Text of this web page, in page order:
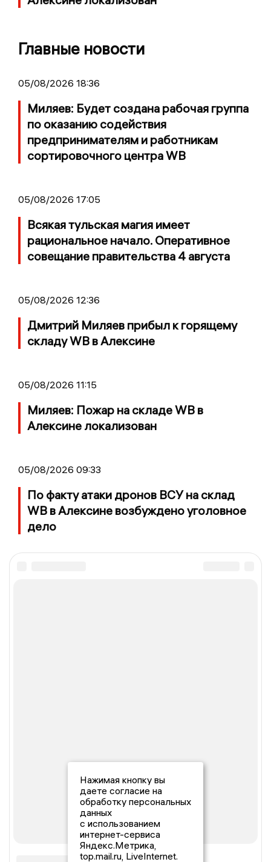
Главные новости
05/08/2026 18:36
Миляев: Будет создана рабочая группа
по оказанию содействия
предпринимателям и работникам
сортировочного центра WB
05/08/2026 17:05
Всякая тульская магия имеет
рациональное начало. Оперативное
совещание правительства 4 августа
05/08/2026 12:36
Дмитрий Миляев прибыл к горящему
складу WB в Алексине
05/08/2026 11:15
Миляев: Пожар на складе WB в
Алексине локализован
05/08/2026 09:33
По факту атаки дронов ВСУ на склад
WB в Алексине возбуждено уголовное
дело
Нажимая кнопку вы
даете согласие на
обработку персональных
данных
с использованием
интернет-сервиса
Яндекс.Метрика,
top.mail.ru, LiveInternet.